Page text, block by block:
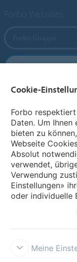
Forbo Flooring
Forbo Movement
Land auswählen
Land auswählen
Cookie-
Forbo
Daten. Um
bieten zu
Webseite
Absolut
verwendet,
Verwendung
Einstellungen»
oder individuelle
Meine